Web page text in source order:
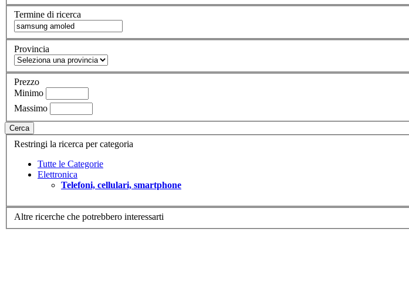
Termine di ricerca
Provincia
Prezzo
Minimo
Massimo
Cerca
Restringi la ricerca per categoria
Tutte le Categorie
Elettronica
Telefoni, cellulari, smartphone
Altre ricerche che potrebbero interessarti